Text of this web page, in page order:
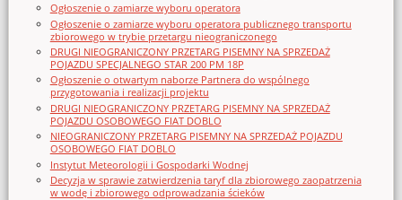
Ogłoszenie o zamiarze wyboru operatora
Ogłoszenie o zamiarze wyboru operatora publicznego transportu
zbiorowego w trybie przetargu nieograniczonego
DRUGI NIEOGRANICZONY PRZETARG PISEMNY NA SPRZEDAŻ
POJAZDU SPECJALNEGO STAR 200 PM 18P
Ogłoszenie o otwartym naborze Partnera do wspólnego
przygotowania i realizacji projektu
DRUGI NIEOGRANICZONY PRZETARG PISEMNY NA SPRZEDAŻ
POJAZDU OSOBOWEGO FIAT DOBLO
NIEOGRANICZONY PRZETARG PISEMNY NA SPRZEDAŻ POJAZDU
OSOBOWEGO FIAT DOBLO
Instytut Meteorologii i Gospodarki Wodnej
Decyzja w sprawie zatwierdzenia taryf dla zbiorowego zaopatrzenia
w wodę i zbiorowego odprowadzania ścieków